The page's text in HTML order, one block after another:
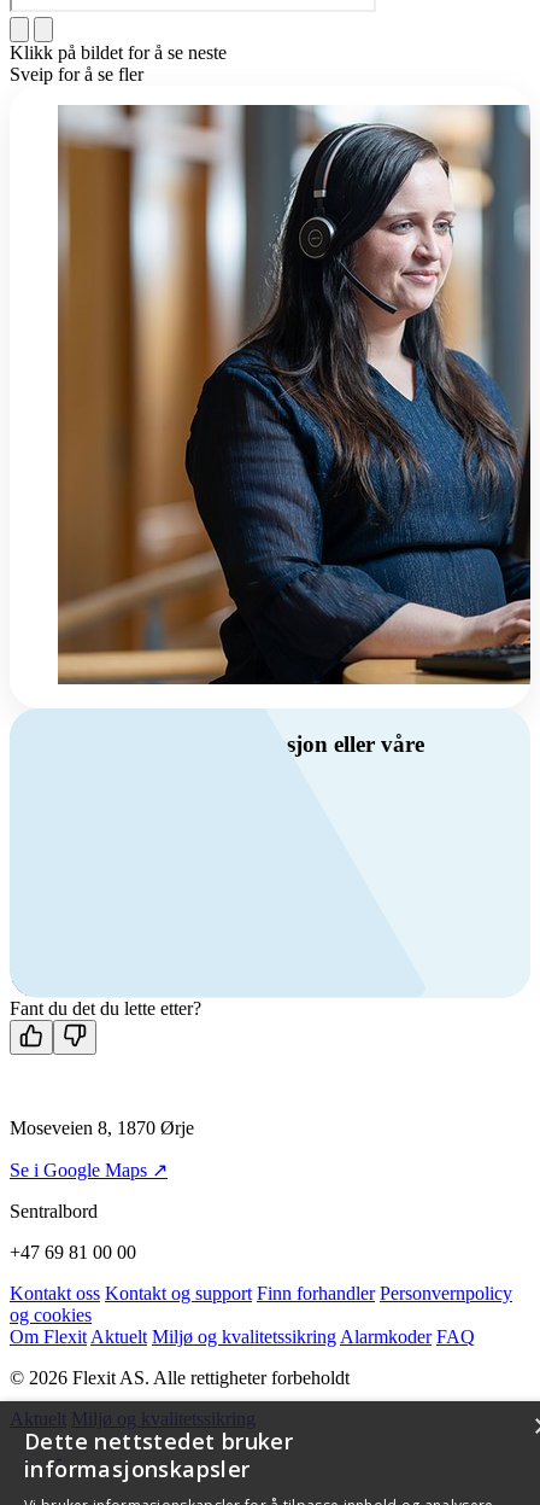
Klikk på bildet for å se neste
Sveip for å se fler
Har du spørsmål om ventilasjon eller våre
Kontakt oss
Fant du det du lette etter?
Moseveien 8, 1870 Ørje
Se i Google Maps ↗
Sentralbord
+47 69 81 00 00
Kontakt oss Kontakt og support Finn forhandler Personvernpolicy
og cookies
Om Flexit Aktuelt Miljø og kvalitetssikring Alarmkoder FAQ
© 2026 Flexit AS. Alle rettigheter forbeholdt
Aktuelt Miljø og kvalitetssikring
Dette nettstedet bruker
informasjonskapsler